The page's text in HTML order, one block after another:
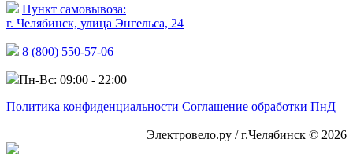
Пункт самовывоза:
г. Челябинск, улица Энгельса, 24
8 (800) 550-57-06
Пн-Вс: 09:00 - 22:00
Политика конфиденциальности Соглашение обработки ПнД
Электровело.ру / г.Челябинск © 2026